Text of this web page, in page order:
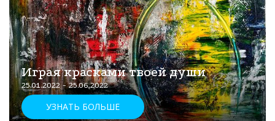
Играя красками твоей души
25.01.2022 - 25.06.2022
УЗНАТЬ БОЛЬШЕ